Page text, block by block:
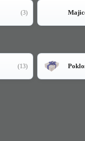
(3)
(13)